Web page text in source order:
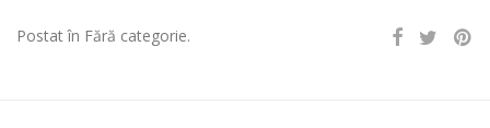
Postat în Fără categorie.